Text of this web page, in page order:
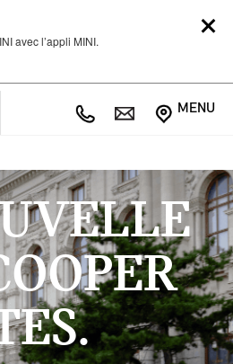
avec l’appli MINI.
MENU